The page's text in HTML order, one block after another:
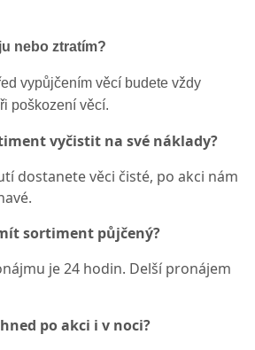
nebo ztratím?
vypůjčením věcí budete vždy
poškození věcí.
vyčistit na své náklady?
dostanete věci čisté, po akci nám
sortiment půjčený?
je 24 hodin. Delší pronájem
po akci i v noci?